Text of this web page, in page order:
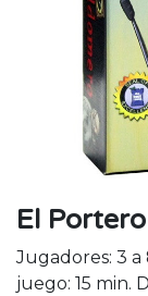
El
Jugadores: 3
juego: 15 min.